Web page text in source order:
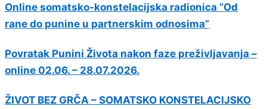
Online somatsko-konstelacijska radionica “Od
rane do punine u partnerskim odnosima”
Povratak Punini Života nakon faze preživljavanja –
online 02.06. – 28.07.2026.
ŽIVOT BEZ GRČA – SOMATSKO KONSTELACIJSKO